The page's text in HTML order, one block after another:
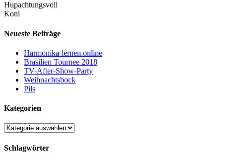
Hupachtungsvoll
Koni
Neueste Beiträge
Harmonika-lernen.online
Brasilien Tournee 2018
TV-After-Show-Party
Weihnachtsbock
Pils
Kategorien
Kategorien
Schlagwörter